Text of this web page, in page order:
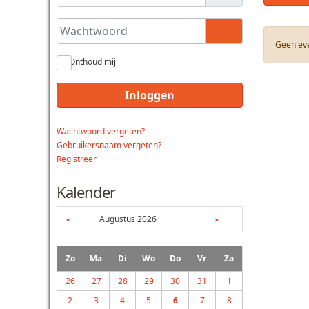
Wachtwoord
Toon
Onthoud mij
Inloggen
Wachtwoord vergeten?
Gebruikersnaam vergeten?
Registreer
Kalender
« Augustus 2026 »
Zo Ma Di Wo Do Vr
Za
26
27 28 29 30 31
1
2
3 4 5 6 7 8
Geen